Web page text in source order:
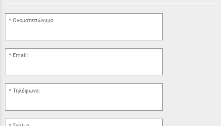
Ονοματεπώνυμο:
Email:
Τηλέφωνο: